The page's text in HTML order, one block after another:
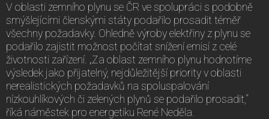
V oblasti zemního plynu se ČR ve spolupráci s podobně
smýšlejícími členskými státy podařilo prosadit téměř
všechny požadavky. Ohledně výroby elektřiny z plynu se
podařilo zajistit možnost počítat snížení emisí z celé
životnosti zařízení. „Za oblast zemního plynu hodnotíme
výsledek jako přijatelný, nejdůležitější priority v oblasti
nerealistických požadavků na spoluspalování
nízkouhlíkových či zelených plynů se podařilo prosadit,“
říká náměstek pro energetiku René Neděla.